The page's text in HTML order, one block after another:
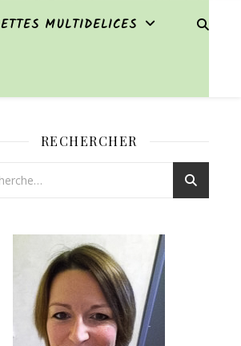
MULTIDELICES
RECHERCHER